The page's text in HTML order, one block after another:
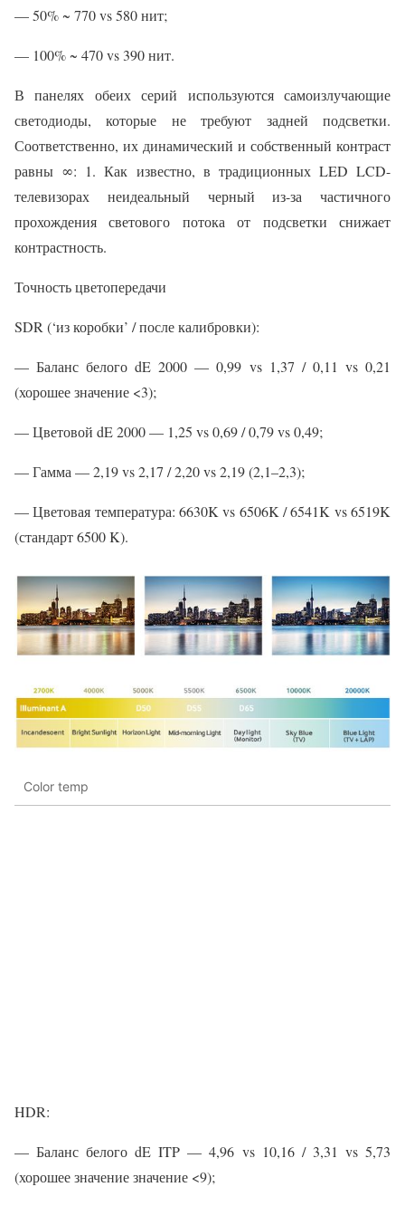
— 50% ~ 770 vs 580 нит;
— 100% ~ 470 vs 390 нит.
В панелях обеих серий используются самоизлучающие
светодиоды, которые не требуют задней подсветки.
Соответственно, их динамический и собственный контраст
равны ∞: 1. Как известно, в традиционных LED LCD-
телевизорах неидеальный черный из-за частичного
прохождения светового потока от подсветки снижает
контрастность.
Точность цветопередачи
SDR (‘из коробки’ / после калибровки):
— Баланс белого dE 2000 — 0,99 vs 1,37 / 0,11 vs 0,21
(хорошее значение <3);
— Цветовой dE 2000 — 1,25 vs 0,69 / 0,79 vs 0,49;
— Гамма — 2,19 vs 2,17 / 2,20 vs 2,19 (2,1–2,3);
— Цветовая температура: 6630K vs 6506K / 6541K vs 6519K
(стандарт 6500 K).
Color temp
HDR:
— Баланс белого dE ITP — 4,96 vs 10,16 / 3,31 vs 5,73
(хорошее значение значение <9);